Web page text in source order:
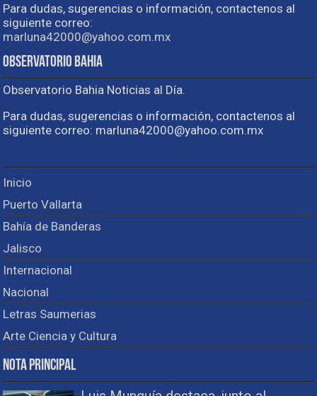
Para dudas, sugerencias o información, contactenos al
siguiente correo:
marluna42000@yahoo.com.mx
Observatorio Bahia
Observatorio Bahia Noticias al Día.
Para dudas, sugerencias o información, contactenos al
siguiente correo: marluna42000@yahoo.com.mx
Inicio
Puerto Vallarta
Bahía de Banderas
Jalisco
Internacional
Nacional
Letras Saumerias
Arte Ciencia y Cultura
Nota Principal